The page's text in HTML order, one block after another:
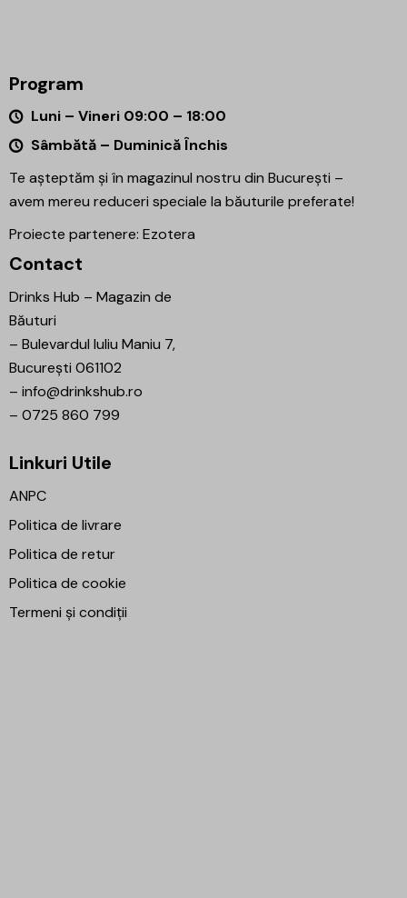
Program
Luni – Vineri 09:00 – 18:00
Sâmbătă – Duminică Închis
Te așteptăm și în magazinul nostru din București –
avem mereu reduceri speciale la băuturile preferate!
Proiecte partenere: Ezotera
Contact
Drinks Hub – Magazin de
Băuturi
– Bulevardul Iuliu Maniu 7,
București 061102
– info@drinkshub.ro
– 0725 860 799
Linkuri Utile
ANPC
Politica de livrare
Politica de retur
Politica de cookie
Termeni și condiții